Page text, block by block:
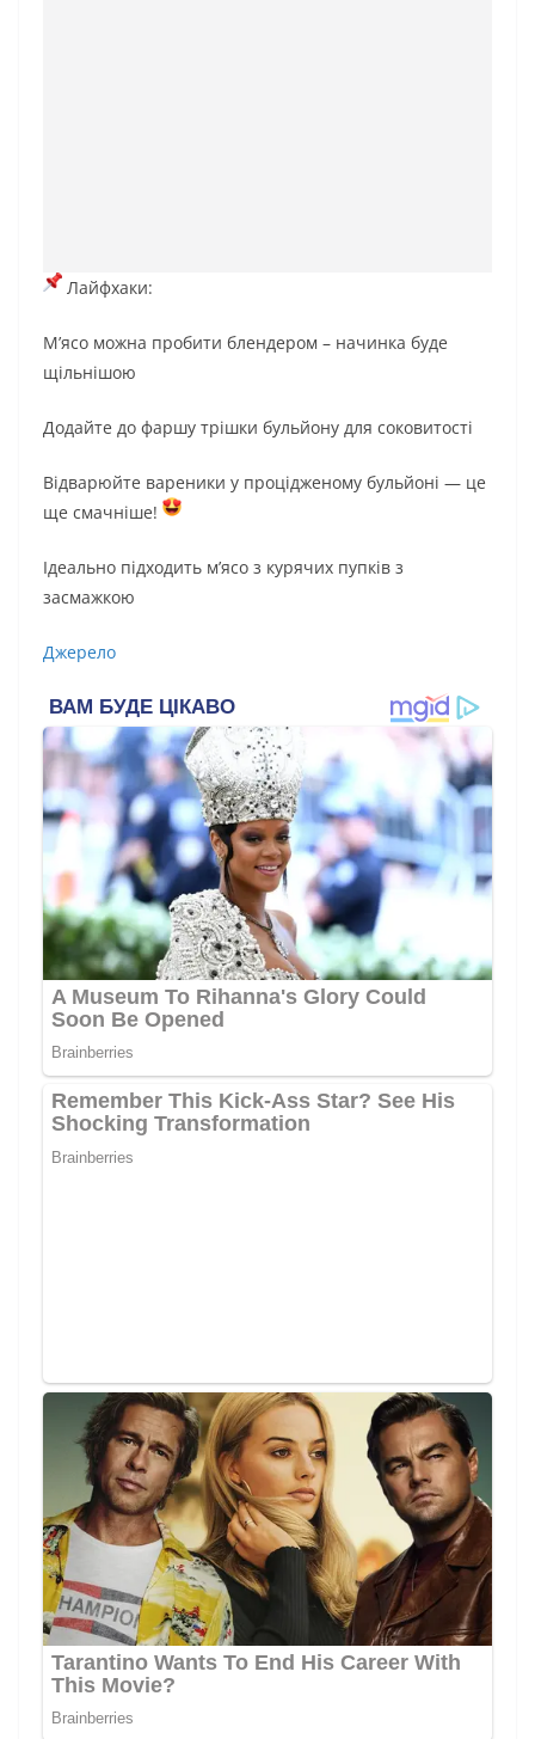
Лайфхаки:
М’ясо можна пробити блендером – начинка буде
щільнішою
Додайте до фаршу трішки бульйону для соковитості
Відварюйте вареники у процідженому бульйоні — це
ще смачніше!
Ідеально підходить м’ясо з курячих пупків з
засмажкою
Джерело